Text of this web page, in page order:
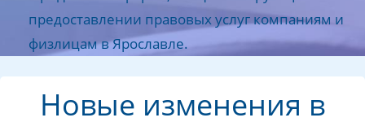
предоставлении правовых услуг компаниям и
физлицам в Ярославле.
Новые изменения в